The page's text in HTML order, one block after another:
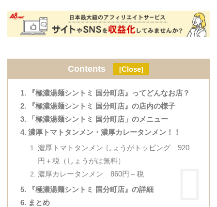
Contents [Close]
『極濃湯麺シントミ 国分町店』ってどんなお店？
『極濃湯麺シントミ 国分町店』の店内の様子
「極濃湯麺シントミ 国分町店」のメニュー
濃厚トマトタンメン・濃厚カレータンメン！！
濃厚トマトタンメン しょうがトッピング 920
円＋税（しょうがは無料）
濃厚カレータンメン 860円＋税
『極濃湯麺シントミ 国分町店』の詳細
まとめ